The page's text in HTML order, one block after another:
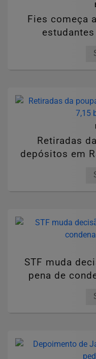
Fies começa
Retiradas
depósitos em
STF muda
pena de